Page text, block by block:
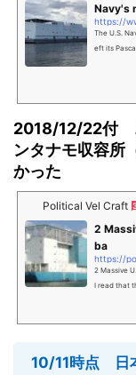
Navy's
The U.S.
eft its
2018/12/22付
ンタナモ収容所
かった
Political Vel Craft
2
ba
2 Massive
I read that
10/11時点 日